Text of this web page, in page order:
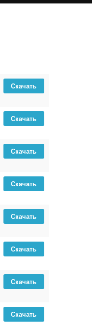
Скачать
Скачать
Скачать
Скачать
Скачать
Скачать
Скачать
Скачать